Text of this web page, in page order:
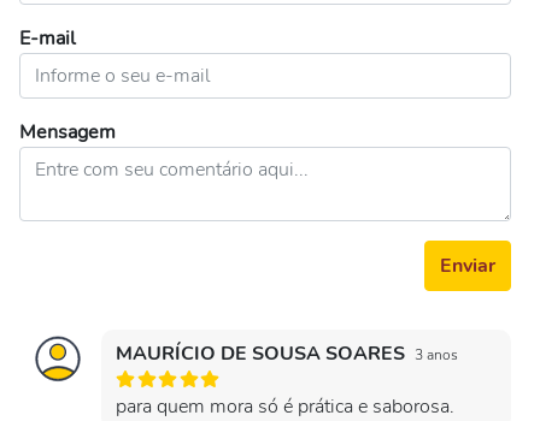
E-mail
Mensagem
Enviar
MAURÍCIO DE SOUSA SOARES 3 anos
para quem mora só é prática e saborosa.